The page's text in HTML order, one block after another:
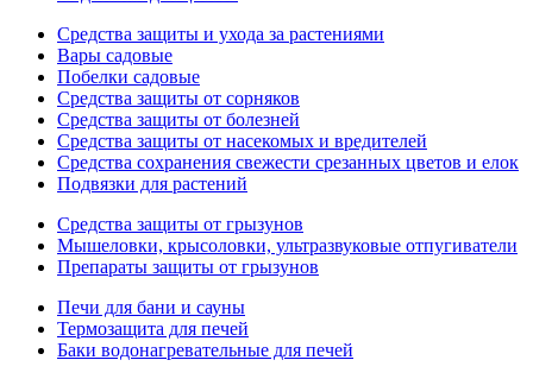
Средства защиты и ухода за растениями
Вары садовые
Побелки садовые
Средства защиты от сорняков
Средства защиты от болезней
Средства защиты от насекомых и вредителей
Средства сохранения свежести срезанных цветов и елок
Подвязки для растений
Средства защиты от грызунов
Мышеловки, крысоловки, ультразвуковые отпугиватели
Препараты защиты от грызунов
Печи для бани и сауны
Термозащита для печей
Баки водонагревательные для печей